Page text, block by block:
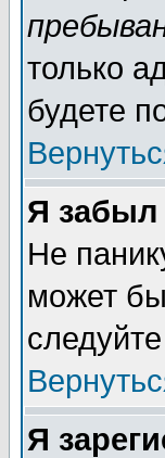
только
будете
Я забыл
Не
может
Я